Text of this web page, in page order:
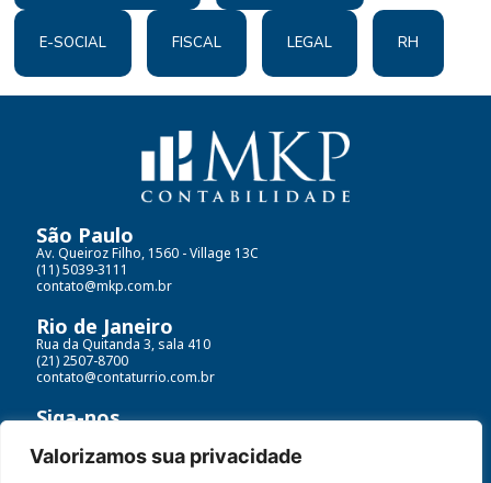
Valorizamos sua privacidade
E-SOCIAL FISCAL LEGAL RH
São Paulo
Av. Queiroz Filho, 1560 - Village 13C
(11) 5039-3111
contato@mkp.com.br
Rio de Janeiro
Rua da Quitanda 3, sala 410
(21) 2507-8700
contato@contaturrio.com.br
Siga-nos